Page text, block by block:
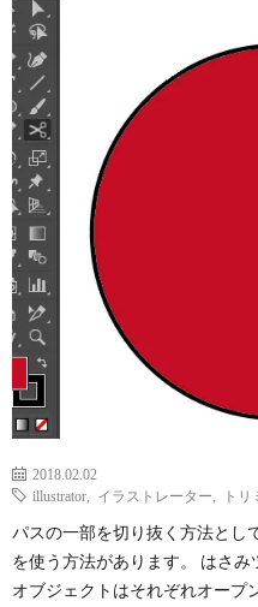
2018.02.02
illustrator
イラストレーター トリ
パスの一部を切り抜く方法とし
を使う方法があります。 はさ
オブジェクトはそれぞれオープ